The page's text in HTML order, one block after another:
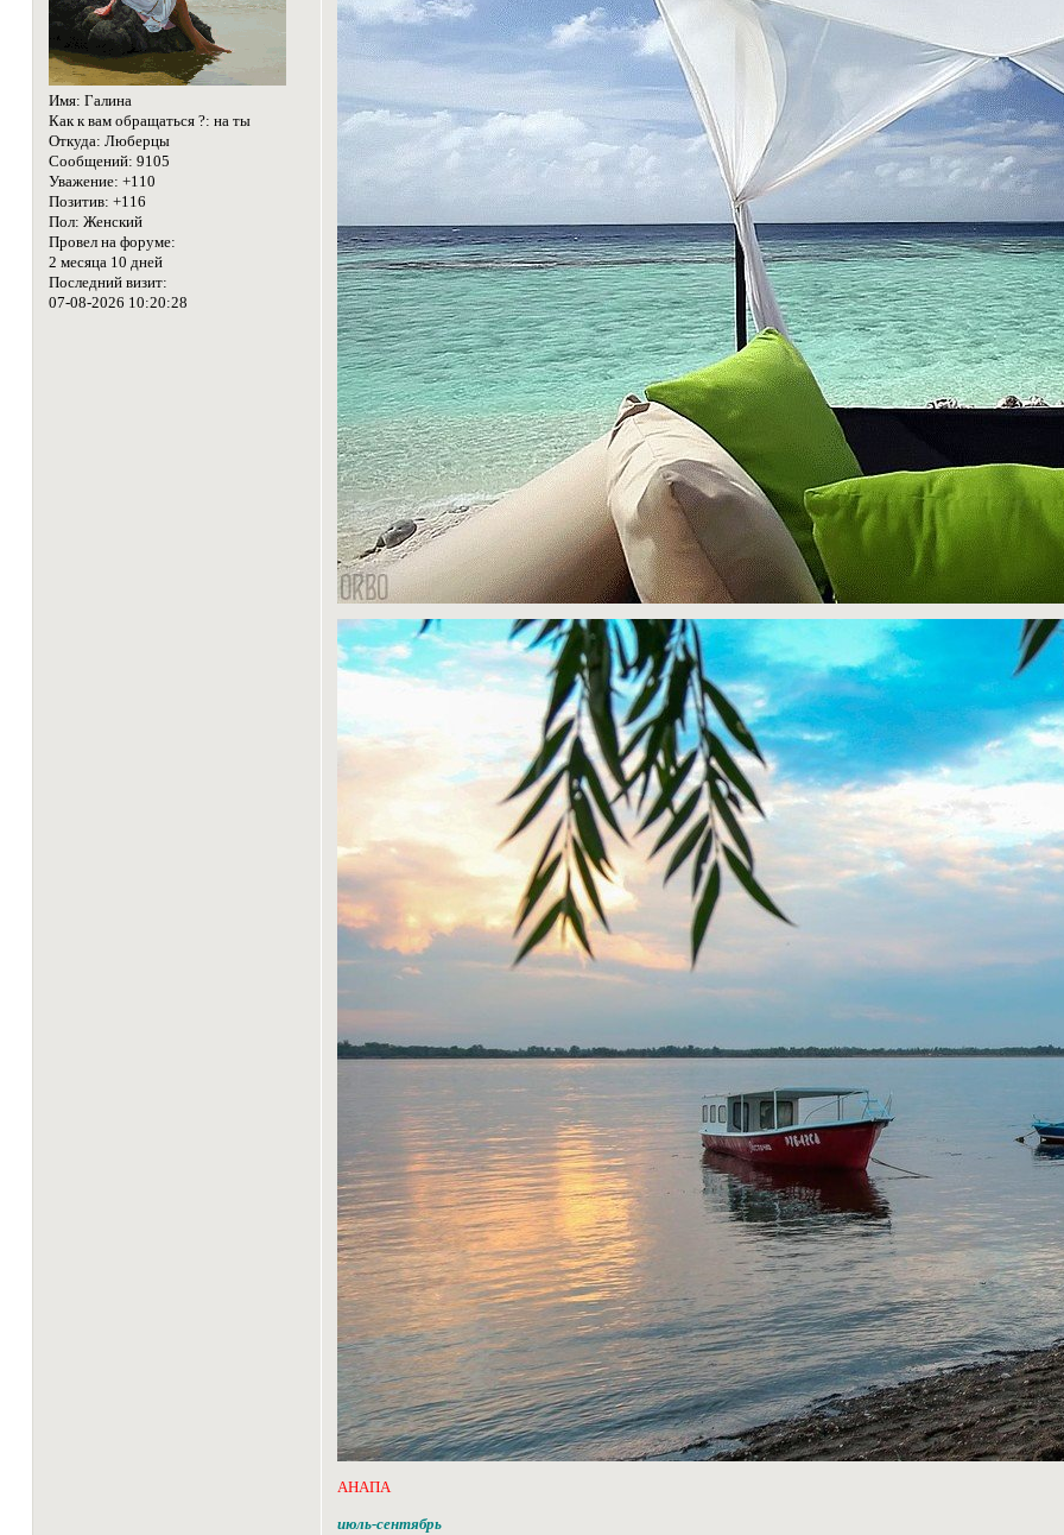
Имя: Галина
Как к вам обращаться ?: на ты
Откуда: Люберцы
Сообщений: 9105
Уважение: +110
Позитив: +116
Пол: Женский
Провел на форуме:
2 месяца 10 дней
Последний визит:
07-08-2026 10:20:28
АНАПА
июль-сентябрь